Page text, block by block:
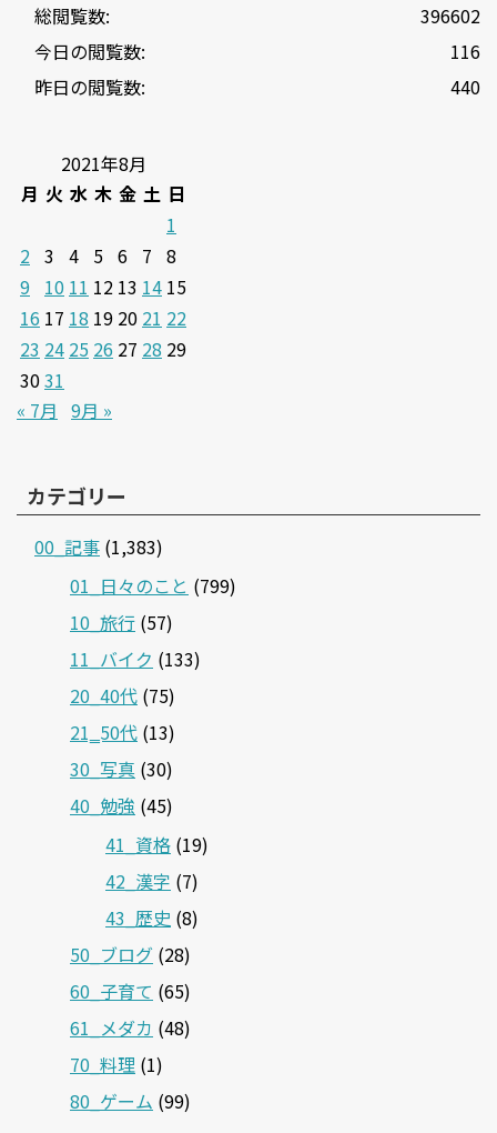
396602
総閲覧数:
116
今日の閲覧数:
440
昨日の閲覧数:
2021年8月
月 火 水 木 金 土 日
1
2 3 4 5 6 7 8
9 10 11 12 13 14 15
16 17 18 19 20 21 22
23 24 25 26 27 28 29
3031
« 7月 9月 »
カテゴリー
00_記事 (1,383)
01_日々のこと (799)
10_旅行 (57)
11_バイク (133)
20_40代 (75)
21‗50代 (13)
30_写真 (30)
40_勉強 (45)
41_資格 (19)
42_漢字 (7)
43_歴史 (8)
50_ブログ (28)
60_子育て (65)
61_メダカ (48)
70_料理 (1)
80_ゲーム (99)